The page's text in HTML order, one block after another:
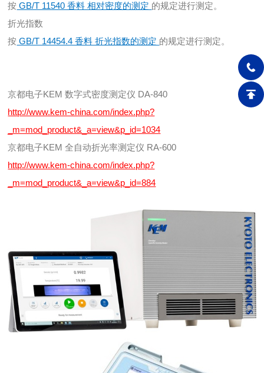
按 GB/T 11540 香料 相对密度的测定 的规定进行测定。
折光指数
按 GB/T 14454.4 香料 折光指数的测定 的规定进行测定。
京都电子KEM 数字式密度测定仪 DA-840
http://www.kem-china.com/index.php?
_m=mod_product&_a=view&p_id=1034
京都电子KEM 全自动折光率测定仪 RA-600
http://www.kem-china.com/index.php?
_m=mod_product&_a=view&p_id=884